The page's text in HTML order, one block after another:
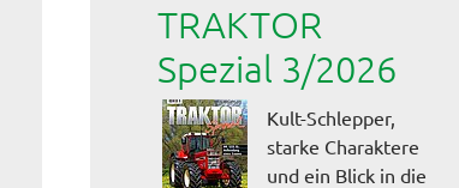
TRAKTOR
Spezial 3/2026
Kult-Schlepper,
starke Charaktere
und ein Blick in die